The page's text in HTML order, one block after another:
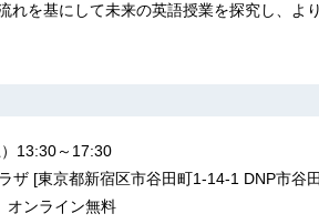
れを基にして未来の英語授業を探究し、よ
13:30～17:30
ザ [東京都新宿区市谷田町1-14-1 DNP市谷
ンライン無料